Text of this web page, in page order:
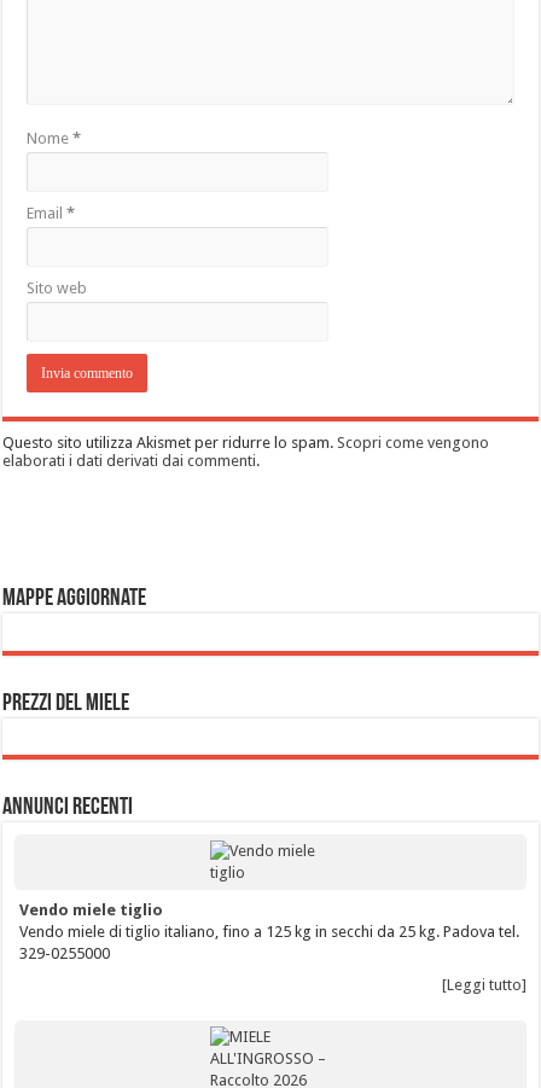
Nome*
Email*
Sito web
Questo sito utilizza Akismet per ridurre lo spam.Scopri come vengono
elaborati i dati derivati dai commenti.
Mappe aggiornate
Prezzi del miele
Annunci Recenti
Vendo miele tiglio
Vendo miele di tiglio italiano, fino a 125 kg in secchi da 25 kg. Padova tel.
329-0255000
[Leggi tutto]